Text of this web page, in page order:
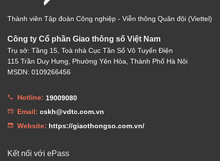
Thành viên Tập đoàn Công nghiệp - Viễn thông Quân đội (Viettel)
Công ty Cổ phần Giao thông số Việt Nam
Trụ sở: Tầng 15, Toà nhà Cục Tần Số Vô Tuyến Điện
115 Trần Duy Hưng, Phường Yên Hòa, Thành Phố Hà Nội
MSDN: 0109266456
Hotline: 19009080
Email: cskh@vdtc.com.vn
Website: https://giaothongso.com.vn/
Kết nối với ePass